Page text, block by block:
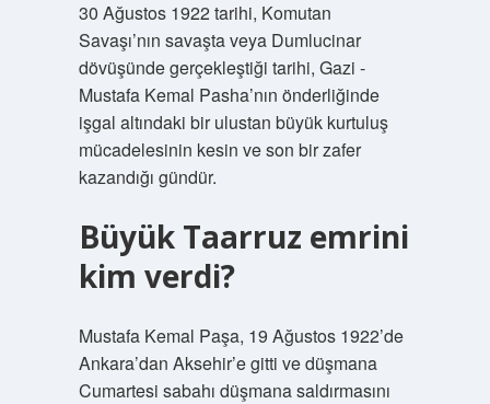
30 Ağustos 1922 tarihi, Komutan
Savaşı’nın savaşta veya Dumlucinar
dövüşünde gerçekleştiği tarihi, Gazi -
Mustafa Kemal Pasha’nın önderliğinde
işgal altındaki bir ulustan büyük kurtuluş
mücadelesinin kesin ve son bir zafer
kazandığı gündür.
Büyük Taarruz emrini
kim verdi?
Mustafa Kemal Paşa, 19 Ağustos 1922’de
Ankara’dan Aksehir’e gitti ve düşmana
Cumartesi sabahı düşmana saldırmasını